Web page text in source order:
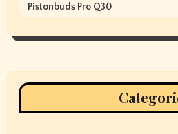
Pistonbuds Pro Q30